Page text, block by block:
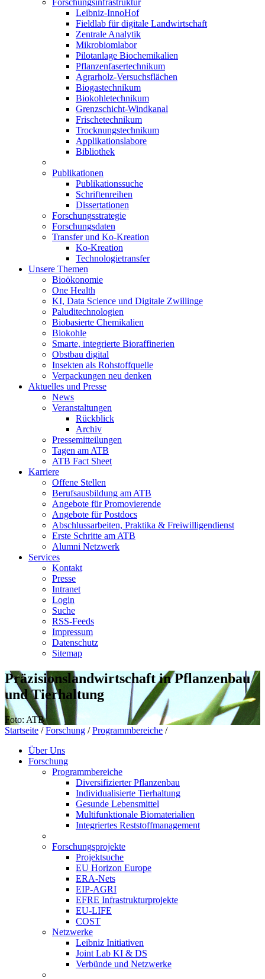
Forschungsinfrastruktur
Leibniz-InnoHof
Fieldlab für digitale Landwirtschaft
Zentrale Analytik
Mikrobiomlabor
Pilotanlage Biochemikalien
Pflanzenfasertechnikum
Agrarholz-Versuchsflächen
Biogastechnikum
Biokohletechnikum
Grenzschicht-Windkanal
Frischetechnikum
Trocknungstechnikum
Applikationslabore
Bibliothek
Publikationen
Publikationssuche
Schriftenreihen
Dissertationen
Forschungsstrategie
Forschungsdaten
Transfer und Ko-Kreation
Ko-Kreation
Technologietransfer
Unsere Themen
Bioökonomie
One Health
KI, Data Science und Digitale Zwillinge
Paluditechnologien
Biobasierte Chemikalien
Biokohle
Smarte, integrierte Bioraffinerien
Obstbau digital
Insekten als Rohstoffquelle
Verpackungen neu denken
Aktuelles und Presse
News
Veranstaltungen
Rückblick
Archiv
Pressemitteilungen
Tagen am ATB
ATB Fact Sheet
Karriere
Offene Stellen
Berufsausbildung am ATB
Angebote für Promovierende
Angebote für Postdocs
Abschlussarbeiten, Praktika & Freiwilligendienst
Erste Schritte am ATB
Alumni Netzwerk
Services
Kontakt
Presse
Intranet
Login
Suche
RSS-Feeds
Impressum
Datenschutz
Sitemap
Präzisionslandwirtschaft in Pflanzenbau
und Tierhaltung
Foto: ATB
Startseite / Forschung / Programmbereiche /
Über Uns
Forschung
Programmbereiche
Diversifizierter Pflanzenbau
Individualisierte Tierhaltung
Gesunde Lebensmittel
Multifunktionale Biomaterialien
Integriertes Reststoffmanagement
Forschungsprojekte
Projektsuche
EU Horizon Europe
ERA-Nets
EIP-AGRI
EFRE Infrastrukturprojekte
EU-LIFE
COST
Netzwerke
Leibniz Initiativen
Joint Lab KI & DS
Verbünde und Netzwerke